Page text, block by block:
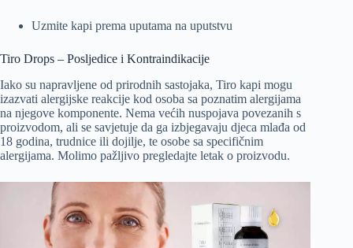
Uzmite kapi prema uputama na uputstvu
Tiro Drops – Posljedice i Kontraindikacije
Iako su napravljene od prirodnih sastojaka, Tiro kapi mogu
izazvati alergijske reakcije kod osoba sa poznatim alergijama
na njegove komponente. Nema većih nuspojava povezanih s
proizvodom, ali se savjetuje da ga izbjegavaju djeca mlađa od
18 godina, trudnice ili dojilje, te osobe sa specifičnim
alergijama. Molimo pažljivo pregledajte letak o proizvodu.